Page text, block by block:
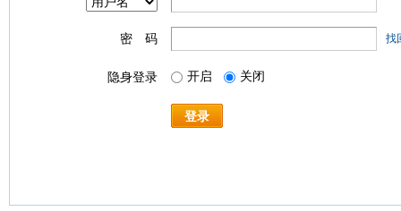
密 码 找
隐身登录 开启 关闭
登录